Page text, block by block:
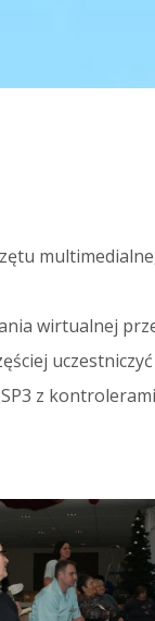
wirtualnej
z